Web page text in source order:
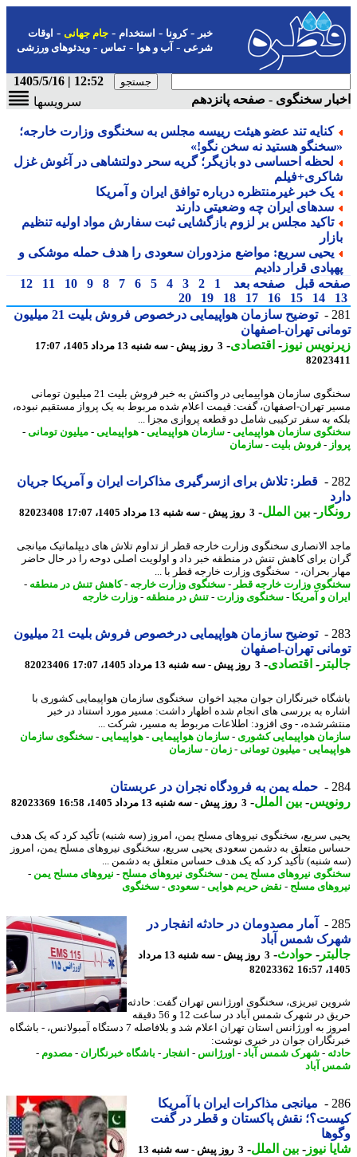
-کرونا-استخدام- جام جهانی-اوقات
شرعی-آب و هوا-تماس-ویدئوهای ورزشی
12:52 | 1405/5/16
سخنگوی - صفحه پانزدهم
سرویسها
کنایه تند عضو هیئت رییسه مجلس به سخنگوی وزارت خارجه؛
هستید نه سخن نگو!»
لحظه احساسی دو بازیگر؛ گریه سحر دولتشاهی در آغوش غزل
یک خبر غیرمنتظره درباره توافق ایران و آمریکا
سدهای ایران چه وضعیتی دارند
تاکید مجلس بر لزوم بازگشایی ثبت سفارش مواد اولیه تنظیم
یحیی سریع: مواضع مزدوران سعودی را هدف حمله موشکی و
قرار دادیم
قبل صفحه بعد 1
2
3
4
5
6
7
8
9
10
11
12
14
15
16
17
18
19
20
توضیح سازمان هواپیمایی درخصوص فروش بلیت 21 میلیون
تهران-اصفهان
نیوز-اقتصادی-3 روز پیش - سه شنبه 13 مرداد 1405، 17:07
سخنگوی سازمان هواپیمایی در واکنش به خبر فروش بلیت 21 میلیون تومانی
تهران-اصفهان، گفت: قیمت اعلام شده مربوط به یک پرواز مستقیم نبوده،
به سفر ترکیبی شامل دو قطعه پروازی مجزا ...
سازمان هواپیمایی-سازمان هواپیمایی-هواپیمایی-میلیون تومانی-
-فروش بلیت -سازمان
قطر: تلاش برای ازسرگیری مذاکرات ایران و آمریکا جریان
-بین الملل-3 روز پیش - سه شنبه 13 مرداد 1405، 17:07 82023408
الانصاری سخنگوی وزارت خارجه قطر از تداوم تلاش های دیپلماتیک میانجی
برای کاهش تنش در منطقه خبر داد و اولویت اصلی دوحه را در حال حاضر
بحران، - سخنگوی وزارت خارجه قطر با ...
وزارت خارجه قطر -سخنگوی وزارت خارجه-کاهش تنش در منطقه-
و آمریکا- سخنگوی وزارت - تنش در منطقه-وزارت خارجه
توضیح سازمان هواپیمایی درخصوص فروش بلیت 21 میلیون
تهران-اصفهان
-اقتصادی-3 روز پیش - سه شنبه 13 مرداد 1405، 17:07 82023406
خبرنگاران جوان مجید اخوان سخنگوی سازمان هواپیمایی کشوری با
به بررسی های انجام شده اظهار داشت: مسیر مورد استناد در خبر
- وی افزود: اطلاعات مربوط به مسیر، شرکت ...
هواپیمایی کشوری- سازمان هواپیمایی-هواپیمایی-سخنگوی سازمان
-میلیون تومانی-زمان -سازمان
حمله یمن به فرودگاه نجران در عربستان
-بین الملل-3 روز پیش - سه شنبه 13 مرداد 1405، 16:58 82023369
سریع، سخنگوی نیروهای مسلح یمن، امروز (سه شنبه) تأکید کرد که یک هدف
متعلق به دشمن سعودی یحیی سریع، سخنگوی نیروهای مسلح یمن، امروز
شنبه) تأکید کرد که یک هدف حساس متعلق به دشمن ...
نیروهای مسلح یمن -سخنگوی نیروهای مسلح-نیروهای مسلح یمن -
مسلح-نقض حریم هوایی- سعودی-سخنگوی
آمار مصدومان در حادثه انفجار در
شمس آباد
-حوادث -
3 روز پیش - سه شنبه 13 مرداد
82023362
تبریزی، سخنگوی اورژانس تهران گفت: حادثه
حریق در شهرک شمس آباد در ساعت 12 و 56 دقیقه
امروز به اورژانس استان تهران اعلام شد و بلافاصله 7 دستگاه آمبولانس، - باشگاه
جوان در خبری نوشت:
-شهرک شمس آباد- اورژانس -انفجار-باشگاه خبرنگاران- مصدوم-
آباد
میانجی مذاکرات ایران با آمریکا
نقش پاکستان و قطر در گفت
نیوز-بین الملل-
3 روز پیش - سه شنبه 13